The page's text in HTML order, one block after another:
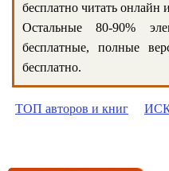
бесплатно читать онлайн
Остальные 80-90%
бесплатные, полные
бесплатно.
ТОП авторов и книг